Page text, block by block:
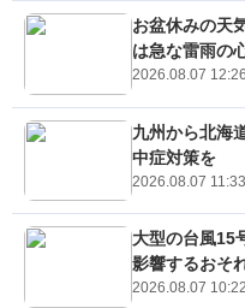
お盆休みの
は急な雷雨の
2026.08.07 12:26
九州から北海
中症対策を
2026.08.07 11:33
大型の台風15
影響するおそ
2026.08.07 10:22